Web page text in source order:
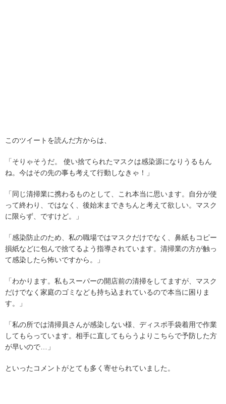
このツイートを読んだ方からは、
「そりゃそうだ。 使い捨てられたマスクは感染源になりうるもん
ね。今はその先の事も考えて行動しなきゃ！」
「同じ清掃業に携わるものとして、これ本当に思います。自分が使
って終わり、ではなく、後始末まできちんと考えて欲しい。マスク
に限らず、ですけど。」
「感染防止のため、私の職場ではマスクだけでなく、鼻紙もコピー
損紙などに包んで捨てるよう指導されています。清掃業の方が触っ
て感染したら怖いですから。」
「わかります。私もスーパーの開店前の清掃をしてますが、マスク
だけでなく家庭のゴミなども持ち込まれているので本当に困りま
す。」
「私の所では清掃員さんが感染しない様、ディスポ手袋着用で作業
してもらっています。相手に直してもらうよりこちらで予防した方
が早いので…」
といったコメントがとても多く寄せられていました。